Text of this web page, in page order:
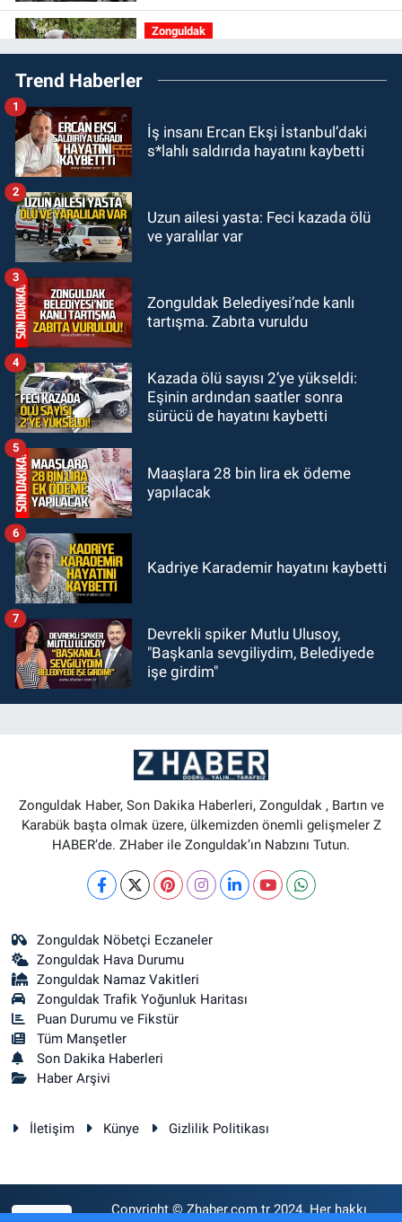
Zonguldak
15:41Zeki Tosun ölümünün birinci
yılında mezarı başında anıldı.
15:11Kdz. Ereğli'de Mervealtı
Plajı’ndaki çadır ve baraka işgalleri
14:31Kozlu'da Nazım Zararcı
12:45Ülkü Hilal Çiftçi’nin ailesinde
Trend Haberler
İş insanı Ercan Ekşi İstanbul’daki
s*lahlı saldırıda hayatını kaybetti
1
Uzun ailesi yasta: Feci kazada ölü
ve yaralılar var
2
Zonguldak Belediyesi’nde kanlı
tartışma. Zabıta vuruldu
3
Kazada ölü sayısı 2’ye yükseldi:
Eşinin ardından saatler sonra
sürücü de hayatını kaybetti
4
Maaşlara 28 bin lira ek ödeme
yapılacak
5
Kadriye Karademir hayatını kaybetti
6
Devrekli spiker Mutlu Ulusoy,
"Başkanla sevgiliydim, Belediyede
işe girdim"
7
Zonguldak Haber, Son Dakika Haberleri, Zonguldak , Bartın ve
Karabük başta olmak üzere, ülkemizden önemli gelişmeler Z
HABER’de. ZHaber ile Zonguldak’ın Nabzını Tutun.
Zonguldak Nöbetçi Eczaneler
Zonguldak Hava Durumu
Zonguldak Namaz Vakitleri
Zonguldak Trafik Yoğunluk Haritası
Puan Durumu ve Fikstür
Tüm Manşetler
Son Dakika Haberleri
Haber Arşivi
İletişim Künye Gizlilik Politikası
Copyright © Zhaber.com.tr 2024. Her hakkı